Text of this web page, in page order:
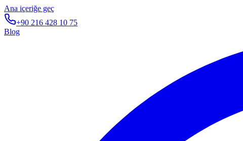
Ana içeriğe geç
+90 216 428 10 75
Blog